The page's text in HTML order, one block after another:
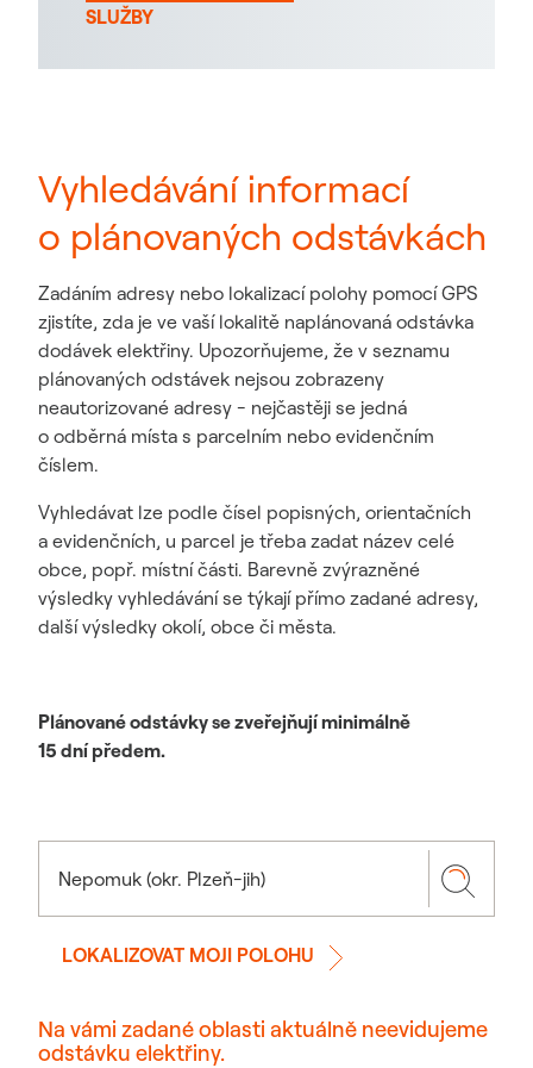
SLUŽBY
Vyhledávání informací
o plánovaných odstávkách
Zadáním adresy nebo lokalizací polohy pomocí GPS
zjistíte, zda je ve vaší lokalitě naplánovaná odstávka
dodávek elektřiny. Upozorňujeme, že v seznamu
plánovaných odstávek nejsou zobrazeny
neautorizované adresy - nejčastěji se jedná
o odběrná místa s parcelním nebo evidenčním
číslem.
Vyhledávat lze podle čísel popisných, orientačních
a evidenčních, u parcel je třeba zadat název celé
obce, popř. místní části. Barevně zvýrazněné
výsledky vyhledávání se týkají přímo zadané adresy,
další výsledky okolí, obce či města.
Plánované odstávky se zveřejňují minimálně
15 dní předem.
LOKALIZOVAT MOJI POLOHU
Na vámi zadané oblasti aktuálně neevidujeme
odstávku elektřiny.